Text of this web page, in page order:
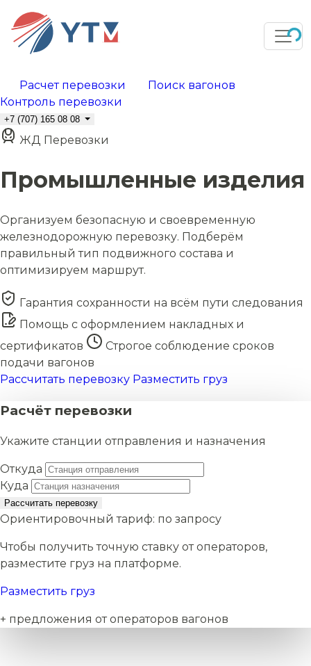
Расчет перевозки
Поиск вагонов
Контроль перевозки
+7 (707) 165 08 08
ЖД Перевозки
Промышленные изделия
Организуем безопасную и своевременную
железнодорожную перевозку. Подберём
правильный тип подвижного состава и
оптимизируем маршрут.
Гарантия сохранности на всём пути следования
Помощь с оформлением накладных и
сертификатов
Строгое соблюдение сроков
подачи вагонов
Рассчитать перевозку Разместить груз
Расчёт перевозки
Укажите станции отправления и назначения
Откуда
Куда
Рассчитать перевозку
Ориентировочный тариф: по запросу
Чтобы получить точную ставку от операторов,
разместите груз на платформе.
Разместить груз
+ предложения от операторов вагонов